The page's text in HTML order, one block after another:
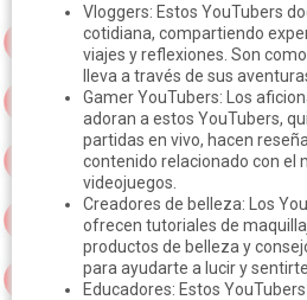
Vloggers: Estos YouTubers
cotidiana, compartiendo
viajes y reflexiones. Son
lleva a través de sus
Gamer YouTubers: Los
adoran a estos YouTubers,
partidas en vivo, hacen
contenido relacionado con el
videojuegos.
Creadores de belleza: Los
ofrecen tutoriales de
productos de belleza y
para ayudarte a lucir y
Educadores: Estos